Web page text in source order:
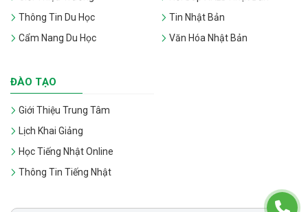
Thông Tin Du Học
Cẩm Nang Du Học
Tin Nhật Bản
Văn Hóa Nhật Bản
ĐÀO TẠO
Giới Thiệu Trung Tâm
Lịch Khai Giảng
Học Tiếng Nhật Online
Thông Tin Tiếng Nhật